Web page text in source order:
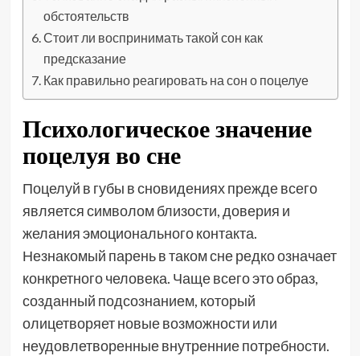
обстоятельств
Стоит ли воспринимать такой сон как
предсказание
Как правильно реагировать на сон о поцелуе
Психологическое значение
поцелуя во сне
Поцелуй в губы в сновидениях прежде всего
является символом близости, доверия и
желания эмоционального контакта.
Незнакомый парень в таком сне редко означает
конкретного человека. Чаще всего это образ,
созданный подсознанием, который
олицетворяет новые возможности или
неудовлетворенные внутренние потребности.